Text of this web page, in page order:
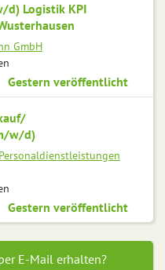
d) Logistik KPI
GmbH
Gestern veröffentlicht
w/d)
Gestern veröffentlicht
E-Mail erhalten?